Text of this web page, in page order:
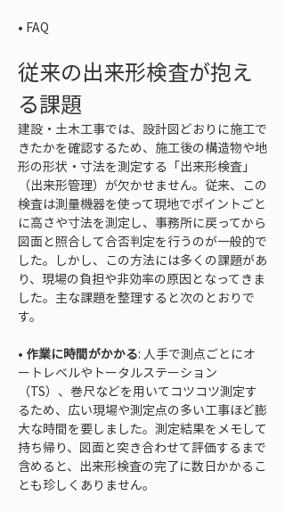
• FAQ
従来の出来形検査が抱え
る課題
建設・土木工事では、設計図どおりに施工で
きたかを確認するため、施工後の構造物や地
形の形状・寸法を測定する「出来形検査」
（出来形管理）が欠かせません。従来、この
検査は測量機器を使って現地でポイントごと
に高さや寸法を測定し、事務所に戻ってから
図面と照合して合否判定を行うのが一般的で
した。しかし、この方法には多くの課題があ
り、現場の負担や非効率の原因となってきま
した。主な課題を整理すると次のとおりで
す。
• 作業に時間がかかる: 人手で測点ごとにオ
ートレベルやトータルステーション
（TS）、巻尺などを用いてコツコツ測定す
るため、広い現場や測定点の多い工事ほど膨
大な時間を要しました。測定結果をメモして
持ち帰り、図面と突き合わせて評価するまで
含めると、出来形検査の完了に数日かかるこ